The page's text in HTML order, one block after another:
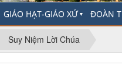
GIÁO HẠT-GIÁO XỨ▼ ĐOÀN
Suy Niệm Lời Chúa